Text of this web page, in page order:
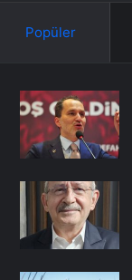
Popüler